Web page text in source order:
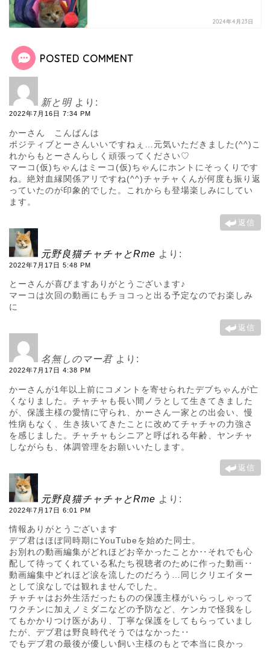
2024年4月23日
POSTED COMMENT
新と明 より:
2022年7月16日 7:34 PM
かーさん こんばんは
ポジティブとーさんいいですねぇ…元気いただきました(^^)こ
れからもとーさんらしく頑張ってください♡
マーコ(仮)ちゃんはミーコ(仮)ちゃんにホントにそっくりです
ね。絶対血縁関係アリですね(^^)チャチャくんが何度も振り返
っていたのが印象的でした。これからも登場楽しみにしてい
ます。
返信
元野良猫チャチャとRme より:
2022年7月17日 5:48 PM
とーさんが喜びますありがとうございます♪
マーコは次回の動画にもチョコっと出る予定なのでお楽しみ
に
返信
名無しのマー君 より:
2022年7月17日 4:38 PM
かーさんが1年以上前にコメントを寄せられたデブちゃんが亡
くなりました。チャチャも長い間ノラとして生きてきました
が、保護主様の愛情に守られ、かーさん一家との出会い、慢
性病もなく、生き抜いてきたことに改めてチャチャの力強さ
を感じました。チャチャもシニアと呼ばれる年齢、ヤンチャ
しながらも、体調管理をお願いいたします。
返信
元野良猫チャチャとRme より:
2022年7月17日 6:01 PM
情報ありがとうございます
デブ君はほぼ同時期にYouTubeを始めた同士。
お別れの動画編集がどれほどお辛かったことか‥それでも心
配して待ってくれている私たち視聴者のために作った動画‥
動画編集中どれほど涙を流したのだろう…同じクリエイター
として涙なしでは観れませんでした。
チャチャはお外生活だったものの保護主様がいらっしゃって
ワクチンに加えノミダニなどの予防など、ケンカで怪我をし
てもかかりつけ医があり、丁寧な保護をしてもらっていまし
たが、デブ君は野良時代そうではなかった‥
でもデブ君の最後が優しい飼い主様のもとで本当に良かっ